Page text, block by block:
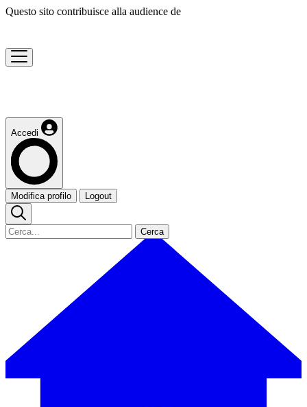
Questo sito contribuisce alla audience de
Accedi
Modifica profilo Logout
Cerca